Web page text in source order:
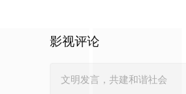
影视评论